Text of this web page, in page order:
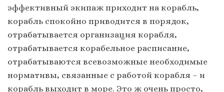
эффективный экипаж приходит на корабль,
корабль спокойно приводится в порядок,
отрабатывается организация корабля,
отрабатывается корабельное расписание,
отрабатываются всевозможные необходимые
нормативы, связанные с работой корабля – и
корабль выходит в море. Это ж очень просто,